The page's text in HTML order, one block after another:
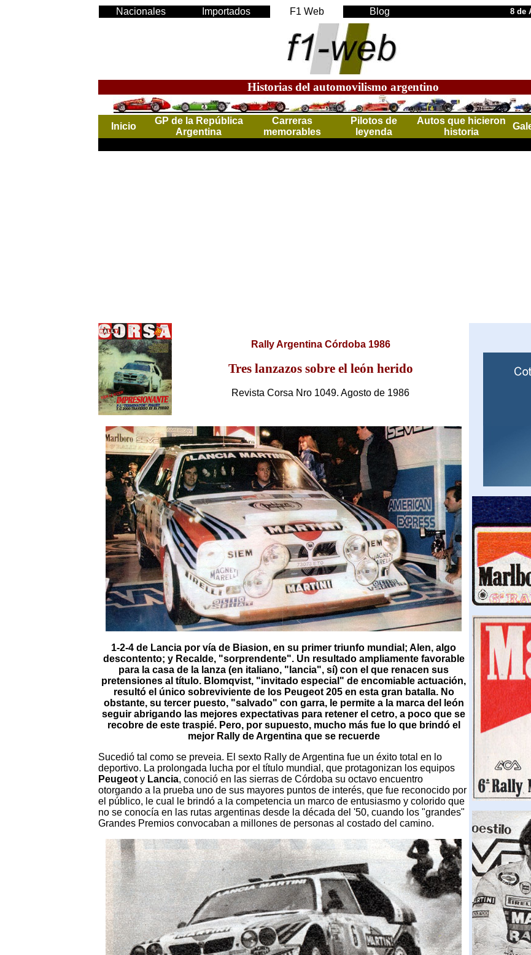
Nacionales Importados F1 Web Blog 8 de
Historias del automovilismo argentino
Inicio
GP de la República
Argentina
Carreras
memorables
Pilotos de
leyenda
Autos que hicieron
historia
Rally Argentina Córdoba 1986
Tres lanzazos sobre el león herido
Revista Corsa Nro 1049. Agosto de 1986
1-2-4 de Lancia por vía de Biasion, en su primer triunfo mundial; Alen, algo
descontento; y Recalde, "sorprendente". Un resultado ampliamente favorable
para la casa de la lanza (en italiano, "lancia", sí) con el que renacen sus
pretensiones al título. Blomqvist, "invitado especial" de encomiable actuación,
resultó el único sobreviviente de los Peugeot 205 en esta gran batalla. No
obstante, su tercer puesto, "salvado" con garra, le permite a la marca del león
seguir abrigando las mejores expectativas para retener el cetro, a poco que se
recobre de este traspié. Pero, por supuesto, mucho más fue lo que brindó el
mejor Rally de Argentina que se recuerde
Sucedió tal como se preveia. El sexto Rally de Argentina fue un éxito total en lo
deportivo. La prolongada lucha por el título mundial, que protagonizan los equipos
Peugeot y Lancia, conoció en las sierras de Córdoba su octavo encuentro
otorgando a la prueba uno de sus mayores puntos de interés, que fue reconocido por
el público, le cual le brindó a la competencia un marco de entusiasmo y colorido que
no se conocía en las rutas argentinas desde la década del '50, cuando los "grandes"
Grandes Premios convocaban a millones de personas al costado del camino.